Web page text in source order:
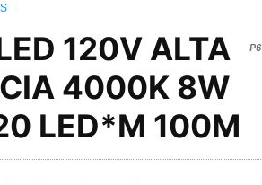
120V ALTA
4000K 8W
LED*M 100M